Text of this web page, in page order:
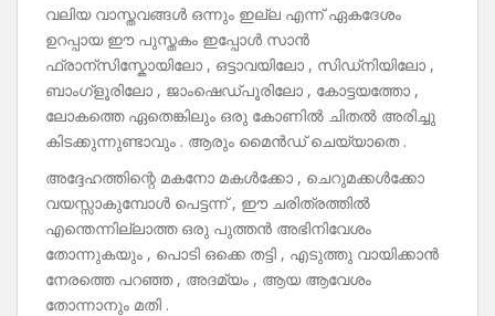
വലിയ വാസ്തവങ്ങൾ ഒന്നും ഇല്ല എന്ന് ഏകദേശം
ഉറപ്പായ ഈ പുസ്തകം ഇപ്പോൾ സാൻ
ഫ്രാന്സിസ്കോയിലോ , ഒട്ടാവയിലോ , സിഡ്‌നിയിലോ ,
ബാംഗ്ളൂരിലോ , ജാംഷെഡ്പൂരിലോ , കോട്ടയത്തോ ,
ലോകത്തെ ഏതെങ്കിലും ഒരു കോണിൽ ചിതൽ അരിച്ചു
കിടക്കുന്നുണ്ടാവും . ആരും മൈൻഡ് ചെയ്യാതെ .
അദ്ദേഹത്തിന്റെ മകനോ മകൾക്കോ , ചെറുമക്കൾക്കോ
വയസ്സാകുമ്പോൾ പെട്ടന്ന് , ഈ ചരിത്രത്തിൽ
എന്തെന്നില്ലാത്ത ഒരു പുത്തൻ അഭിനിവേശം
തോന്നുകയും , പൊടി ഒക്കെ തട്ടി , എടുത്തു വായിക്കാൻ
നേരത്തെ പറഞ്ഞ , അദമ്യം , ആയ ആവേശം
തോന്നാനും മതി .